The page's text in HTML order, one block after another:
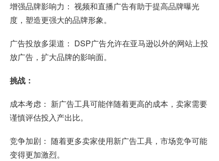
增强品牌影响力： 视频和直播广告有助于提高品牌曝光
度，塑造更强大的品牌形象。
广告投放多渠道： DSP广告允许在亚马逊以外的网站上投
放广告，扩大品牌的影响面。
挑战：
成本考虑： 新广告工具可能伴随着更高的成本，卖家需要
谨慎评估投入产出比。
竞争加剧： 随着更多卖家使用新广告工具，市场竞争可能
变得更加激烈。